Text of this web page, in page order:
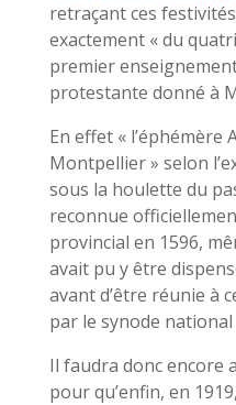
retraçant ces
exactement « du
premier
protestante donné à
En effet « l’éphémère
Montpellier » selon
sous la houlette du
reconnue
provincial en 1596,
avait pu y être
avant d’être réunie à
par le synode national
Il faudra donc encore
pour qu’enfin, en